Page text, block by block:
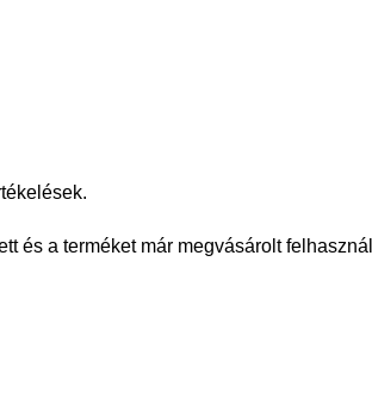
és a terméket már megvásárolt